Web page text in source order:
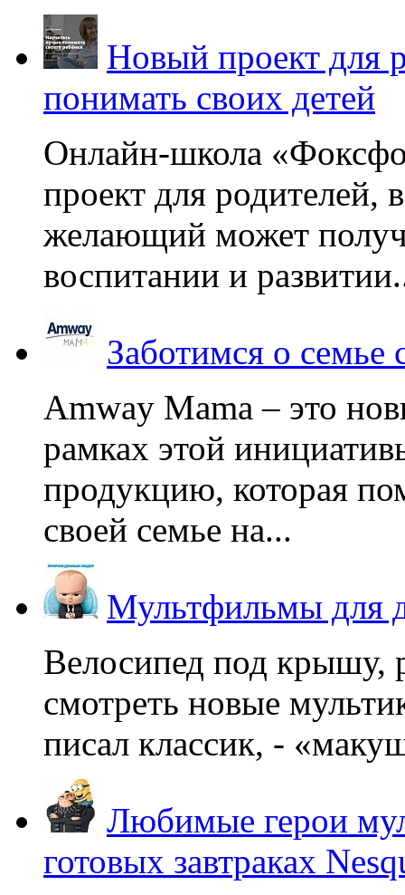
Новый проект для
понимать своих детей
Онлайн-школа
проект для родителей,
желающий может
воспитании и
Заботимся о
Amway Mama – это
рамках этой
продукцию, которая
своей семье на...
Мультфильмы для
Велосипед под крышу,
смотреть новые
писал классик, -
Любимые герои
готовых завтраках